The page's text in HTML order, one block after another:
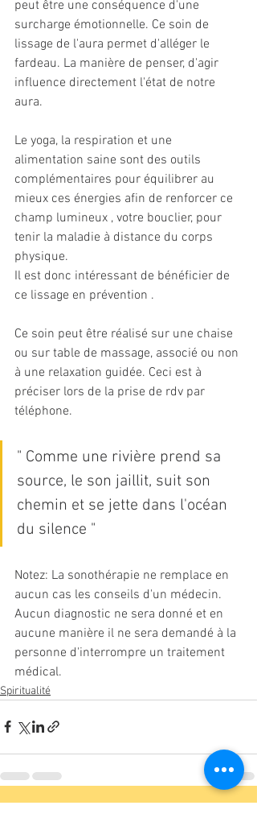
peut être une conséquence d'une
surcharge émotionnelle. Ce soin de
lissage de l'aura permet d'alléger le
fardeau. La manière de penser, d'agir
influence directement l'état de notre
aura.
Le yoga, la respiration et une
alimentation saine sont des outils
complémentaires pour équilibrer au
mieux ces énergies afin de renforcer ce
champ lumineux , votre bouclier, pour
tenir la maladie à distance du corps
physique.
Il est donc intéressant de bénéficier de
ce lissage en prévention .
Ce soin peut être réalisé sur une chaise
ou sur table de massage, associé ou non
à une relaxation guidée. Ceci est à
préciser lors de la prise de rdv par
téléphone.
" Comme une rivière prend sa
source, le son jaillit, suit son
chemin et se jette dans l'océan
du silence "
Notez: La sonothérapie ne remplace en
aucun cas les conseils d'un médecin.
Aucun diagnostic ne sera donné et en
aucune manière il ne sera demandé à la
personne d'interrompre un traitement
médical.
Spiritualité